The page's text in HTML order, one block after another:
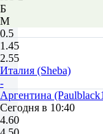
Б
М
0.5
1.45
2.55
Италия (Sheba)
-
Аргентина
Сегодня в 10:40
4.60